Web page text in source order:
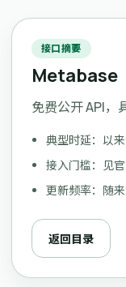
接口摘要
Metabase
免费公开 API，
典型时延：以
接入门槛：见
更新频率：随
返回目录